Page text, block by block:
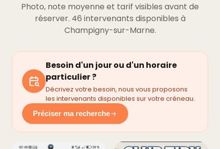
Photo, note moyenne et tarif visibles avant de
réserver. 46 intervenants disponibles à
Champigny-sur-Marne.
Besoin d'un jour ou d'un horaire
particulier ?
Décrivez votre besoin, nous vous proposons
les intervenants disponibles sur votre créneau.
Préciser ma recherche